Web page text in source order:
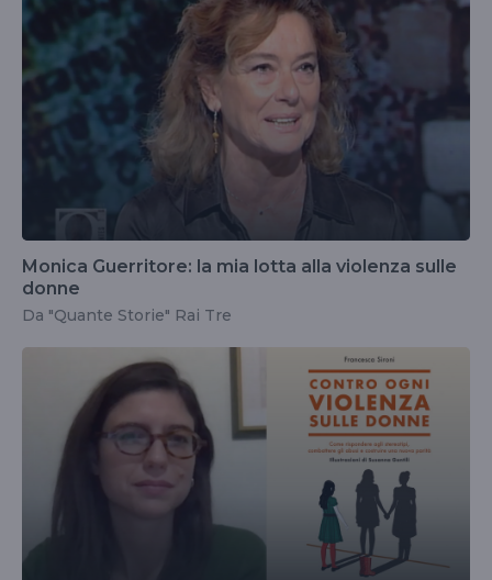
Monica Guerritore: la mia lotta alla violenza sulle
donne
Da "Quante Storie" Rai Tre